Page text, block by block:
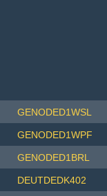
GENODED1WSL
GENODED1WPF
GENODED1BRL
DEUTDEDK402